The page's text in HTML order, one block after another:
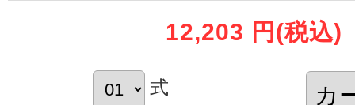
12,203 円 (税込)
式